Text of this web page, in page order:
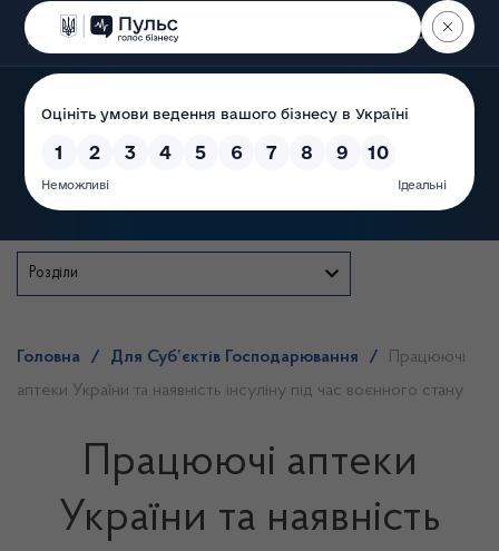
Пошук
Розділи
Головна / Для Суб’єктів Господарювання /
Працюючі
аптеки України та наявність інсуліну під час воєнного стану
Працюючі аптеки
України та наявність